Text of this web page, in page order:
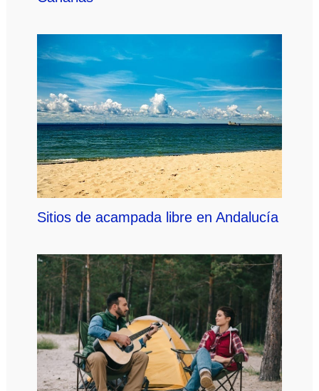
Sitios de acampada libre en Andalucía